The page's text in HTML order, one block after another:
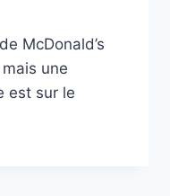
McDonald’s
une
est sur le